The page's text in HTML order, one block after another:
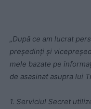
„După ce am lucrat
președinți și
mele bazate pe
de asasinat asupra lui
1. Serviciul Secret